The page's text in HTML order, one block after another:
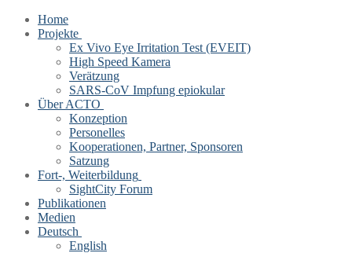
Home
Projekte
Ex Vivo Eye Irritation Test (EVEIT)
High Speed Kamera
Verätzung
SARS-CoV Impfung epiokular
Über ACTO
Konzeption
Personelles
Kooperationen, Partner, Sponsoren
Satzung
Fort-, Weiterbildung
SightCity Forum
Publikationen
Medien
Deutsch
English